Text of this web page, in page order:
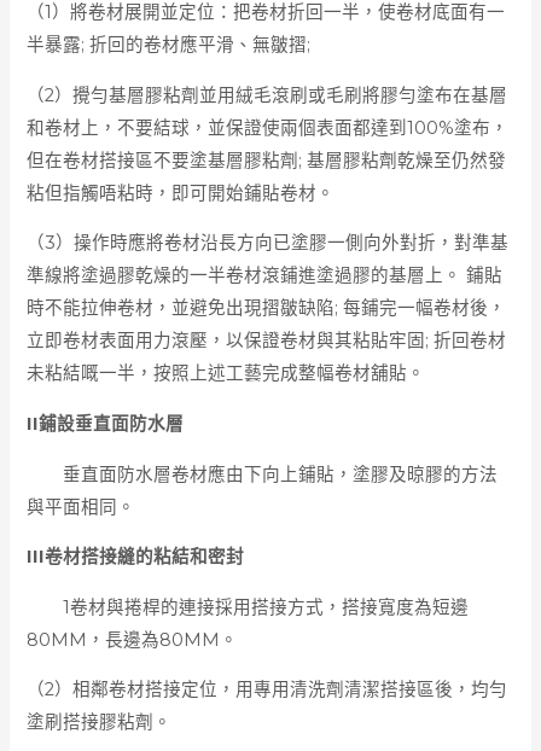
（1）將卷材展開並定位：把卷材折回一半，使卷材底面有一
半暴露; 折回的卷材應平滑、無皺摺;
（2）攪勻基層膠粘劑並用絨毛滾刷或毛刷將膠勻塗布在基層
和卷材上，不要結球，並保證使兩個表面都達到100%塗布，
但在卷材搭接區不要塗基層膠粘劑; 基層膠粘劑乾燥至仍然發
粘但指觸唔粘時，即可開始鋪貼卷材。
（3）操作時應將卷材沿長方向已塗膠一側向外對折，對準基
準線將塗過膠乾燥的一半卷材滾鋪進塗過膠的基層上。 鋪貼
時不能拉伸卷材，並避免出現摺皺缺陷; 每鋪完一幅卷材後，
立即卷材表面用力滾壓，以保證卷材與其粘貼牢固; 折回卷材
未粘結嘅一半，按照上述工藝完成整幅卷材舖貼。
II鋪設垂直面防水層
垂直面防水層卷材應由下向上鋪貼，塗膠及晾膠的方法
與平面相同。
III卷材搭接縫的粘結和密封
1卷材與捲桿的連接採用搭接方式，搭接寬度為短邊
80MM，長邊為80MM。
（2）相鄰卷材搭接定位，用專用清洗劑清潔搭接區後，均勻
塗刷搭接膠粘劑。